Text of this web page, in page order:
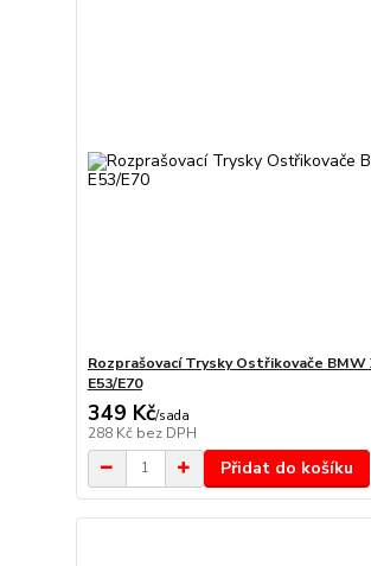
Rozprašovací Trysky Ostřikovače BMW
E53/E70
349 Kč/sada
288 Kč bez DPH
Přidat do košíku